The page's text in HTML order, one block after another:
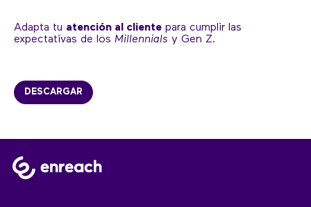
Adapta tu atención al cliente para cumplir las
expectativas de los Millennials y Gen Z.
DESCARGAR